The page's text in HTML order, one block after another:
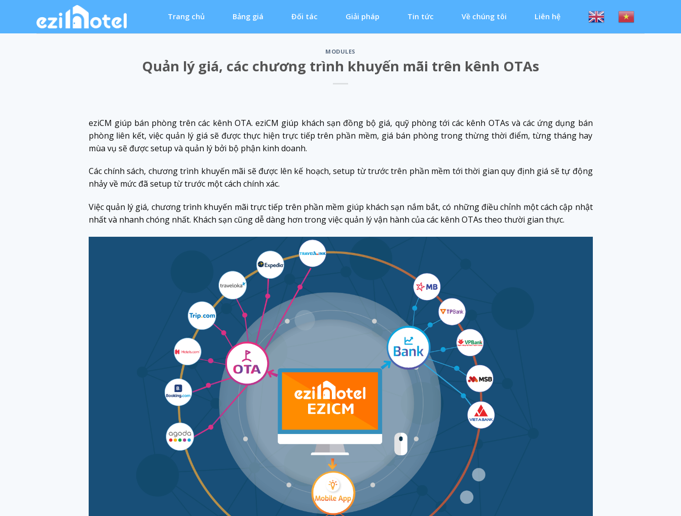
content
Trang chủ Bảng giá Đối tác Giải pháp Tin tức Về chúng tôi Liên hệ
MODULES
Quản lý giá, các chương trình khuyến mãi trên kênh OTAs
eziCM giúp bán phòng trên các kênh OTA. eziCM giúp khách sạn đồng bộ giá, quỹ phòng tới các kênh OTAs và các ứng dụng bán
phòng liên kết, việc quản lý giá sẽ được thực hiện trực tiếp trên phần mềm, giá bán phòng trong thừng thời điểm, từng tháng hay
mùa vụ sẽ được setup và quản lý bởi bộ phận kinh doanh.
Các chính sách, chương trình khuyến mãi sẽ được lên kế hoạch, setup từ trước trên phần mềm tới thời gian quy định giá sẽ tự động
nhảy về mức đã setup từ trước một cách chính xác.
Việc quản lý giá, chương trình khuyến mãi trực tiếp trên phần mềm giúp khách sạn nắm bắt, có những điều chỉnh một cách cập nhật
nhất và nhanh chóng nhất. Khách sạn cũng dễ dàng hơn trong việc quản lý vận hành của các kênh OTAs theo thười gian thực.